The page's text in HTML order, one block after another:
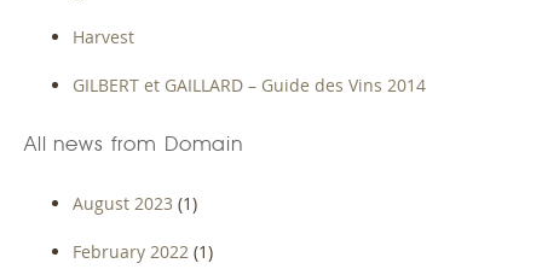
Harvest
GILBERT et GAILLARD – Guide des Vins 2014
All news from Domain
August 2023 (1)
February 2022 (1)